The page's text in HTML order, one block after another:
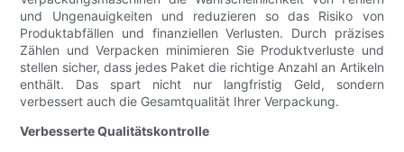
und Ungenauigkeiten und reduzieren so das Risiko von
Produktabfällen und finanziellen Verlusten. Durch präzises
Zählen und Verpacken minimieren Sie Produktverluste und
stellen sicher, dass jedes Paket die richtige Anzahl an Artikeln
enthält. Das spart nicht nur langfristig Geld, sondern
verbessert auch die Gesamtqualität Ihrer Verpackung.
Verbesserte Qualitätskontrolle